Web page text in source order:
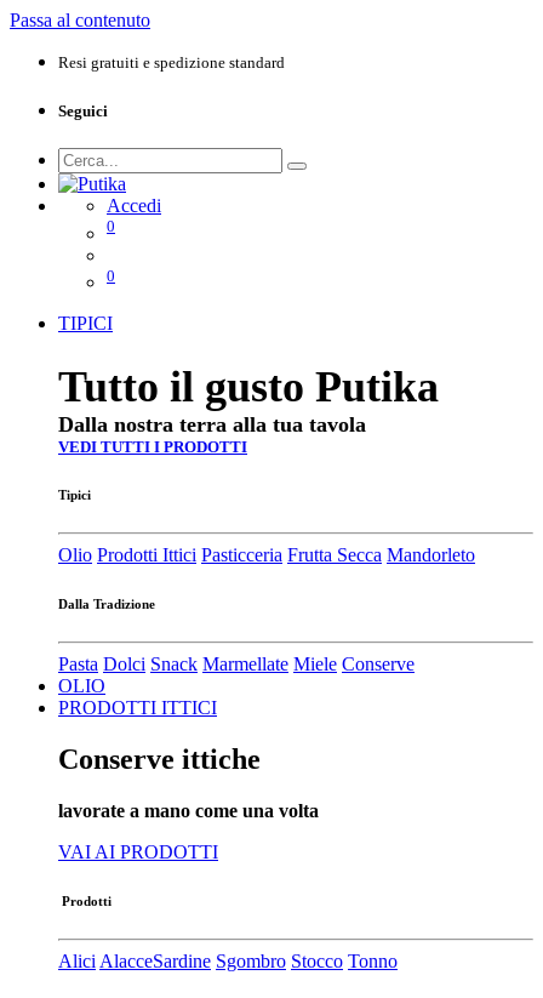
Passa al contenuto
Resi gratuiti e spedizione standard
Seguici
Accedi
0
0
TIPICI
Tutto il gusto Putika
Dalla nostra terra alla tua tavola
VEDI TUTTI I PRODOTTI
Tipici
Olio Prodotti Ittici Pasticceria Frutta Secca Mandorleto
Dalla Tradizione
Pasta Dolci Snack Marmellate Miele Conserve
OLIO
PRODOTTI ITTICI
Conserve ittiche
lavorate a mano come una volta
VAI AI PRODOTTI
Prodotti
Alici AlacceSardine Sgombro Stocco Tonno